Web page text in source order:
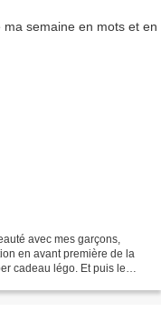
avec mes garçons,
en avant première de la
cadeau légo. Et puis le